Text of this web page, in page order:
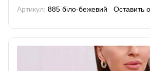
Артикул: 885 біло-бежевий Оставить